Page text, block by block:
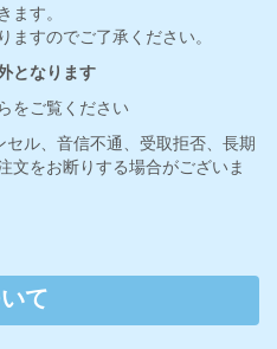
ます。
ますのでご了承ください。
となります
をご覧ください
ル、音信不通、受取拒否、長期
文をお断りする場合がございま
て